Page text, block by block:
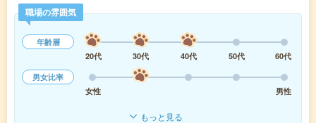
職場の雰囲気
年齢層
20代
30代 40代 50代
60代
男女比率
女性
男性
もっと見る